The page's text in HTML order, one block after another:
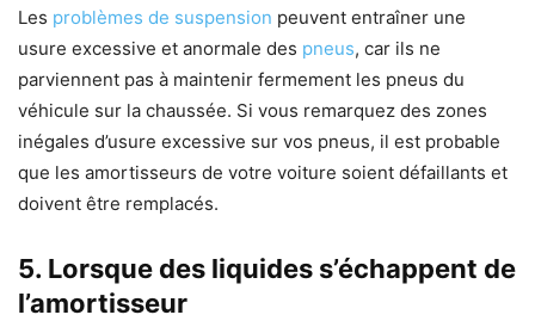
Les problèmes de suspension peuvent entraîner une
usure excessive et anormale des pneus, car ils ne
parviennent pas à maintenir fermement les pneus du
véhicule sur la chaussée. Si vous remarquez des zones
inégales d’usure excessive sur vos pneus, il est probable
que les amortisseurs de votre voiture soient défaillants et
doivent être remplacés.
5. Lorsque des liquides s’échappent de
l’amortisseur